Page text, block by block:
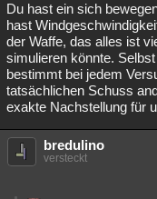
Du hast ein sich
hast
der Waffe, das alles ist
simulieren könnte.
bestimmt bei jedem
tatsächlichen Schuss
exakte Nachstellung für
bredulino
versteckt